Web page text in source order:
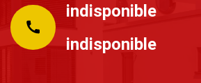
indisponible
indisponible